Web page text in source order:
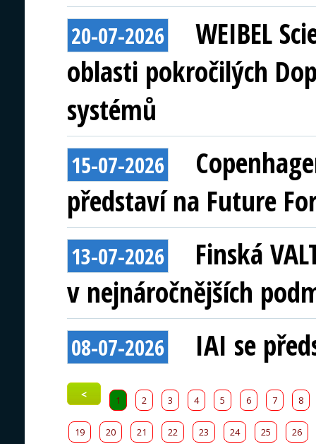
20-07-2026
WEIBEL
oblasti pokročilých
systémů
15-07-2026
představí na Future
13-07-2026
Finská
v nejnáročnějších
08-07-2026 IAI se
< 1 2 3 4 5 6 7 8
19 20 21 22 23 24 25 26